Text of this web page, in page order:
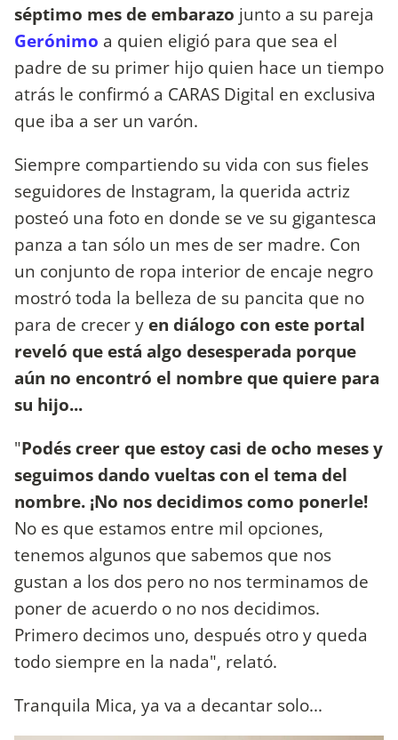
séptimo mes de embarazo junto a su pareja
Gerónimo a quien eligió para que sea el
padre de su primer hijo quien hace un tiempo
atrás le confirmó a CARAS Digital en exclusiva
que iba a ser un varón.
Siempre compartiendo su vida con sus fieles
seguidores de Instagram, la querida actriz
posteó una foto en donde se ve su gigantesca
panza a tan sólo un mes de ser madre. Con
un conjunto de ropa interior de encaje negro
mostró toda la belleza de su pancita que no
para de crecer y en diálogo con este portal
reveló que está algo desesperada porque
aún no encontró el nombre que quiere para
su hijo...
"Podés creer que estoy casi de ocho meses y
seguimos dando vueltas con el tema del
nombre. ¡No nos decidimos como ponerle!
No es que estamos entre mil opciones,
tenemos algunos que sabemos que nos
gustan a los dos pero no nos terminamos de
poner de acuerdo o no nos decidimos.
Primero decimos uno, después otro y queda
todo siempre en la nada", relató.
Tranquila Mica, ya va a decantar solo...